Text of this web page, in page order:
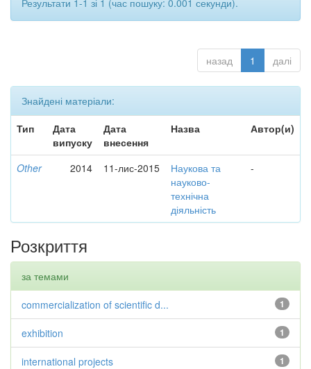
Результати 1-1 зі 1 (час пошуку: 0.001 секунди).
назад 1 далі
Знайдені матеріали:
Тип
Дата
випуску
Дата
внесення
Назва Автор(и)
Other 2014 11-лис-2015
Наукова та
науково-
технічна
діяльність
-
Розкриття
за темами
1
commercialization of scientific d...
1
exhibition
1
international projects